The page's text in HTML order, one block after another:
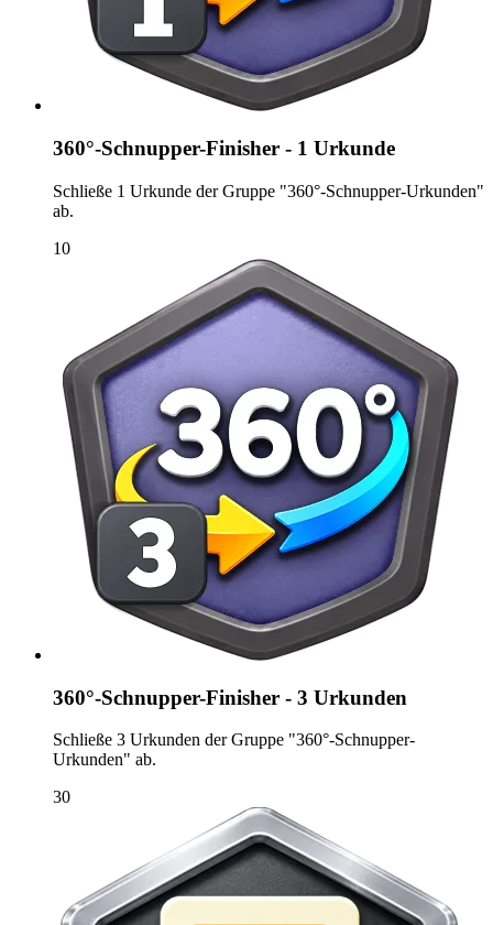
360°-Schnupper-Finisher - 1 Urkunde
Schließe 1 Urkunde der Gruppe "360°-Schnupper-Urkunden"
ab.
10
360°-Schnupper-Finisher - 3 Urkunden
Schließe 3 Urkunden der Gruppe "360°-Schnupper-
Urkunden" ab.
30